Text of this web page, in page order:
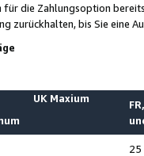
die Zahlungsoption
zurückhalten, bis Sie
UK Maxium
25